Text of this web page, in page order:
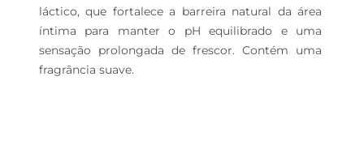
láctico, que fortalece a barreira natural da área
íntima para manter o pH equilibrado e uma
sensação prolongada de frescor. Contém uma
fragrância suave.